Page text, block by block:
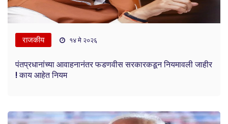
राजकीय १४ मे २०२६
पंतप्रधानांच्या आवाहनानंतर फडणवीस सरकारकडून नियमावली जाहीर
! काय आहेत नियम